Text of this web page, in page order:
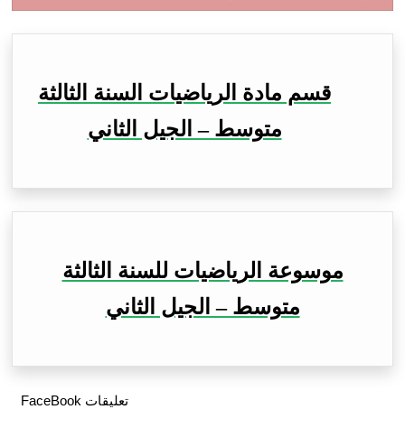
قسم مادة الرياضيات السنة الثالثة
متوسط – الجيل الثاني
موسوعة الرياضيات للسنة الثالثة
متوسط – الجيل الثاني
تعليقات FaceBook